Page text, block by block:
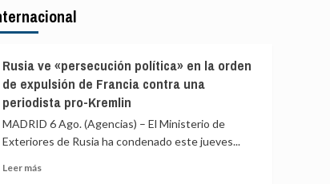
una
tras
la
crisis
de
Ceuta
Ayuso
explicaciones
del
ático
«están
sobradamente
y
Rusia ve «persecución política» en la orden
de expulsión de Francia contra una
periodista pro-Kremlin
MADRID 6 Ago. (Agencias) – El Ministerio de
Exteriores de Rusia ha condenado este jueves...
Leer másLeer